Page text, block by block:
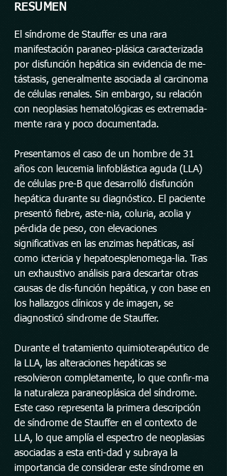
RESUMEN
El síndrome de Stauffer es una rara
manifestación paraneo-plásica caracterizada
por disfunción hepática sin evidencia de me-
tástasis, generalmente asociada al carcinoma
de células renales. Sin embargo, su relación
con neoplasias hematológicas es extremada-
mente rara y poco documentada.
Presentamos el caso de un hombre de 31
años con leucemia linfoblástica aguda (LLA)
de células pre-B que desarrolló disfunción
hepática durante su diagnóstico. El paciente
presentó fiebre, aste-nia, coluria, acolia y
pérdida de peso, con elevaciones
significativas en las enzimas hepáticas, así
como ictericia y hepatoesplenomega-lia. Tras
un exhaustivo análisis para descartar otras
causas de dis-función hepática, y con base en
los hallazgos clínicos y de imagen, se
diagnosticó síndrome de Stauffer.
Durante el tratamiento quimioterapéutico de
la LLA, las alteraciones hepáticas se
resolvieron completamente, lo que confir-ma
la naturaleza paraneoplásica del síndrome.
Este caso representa la primera descripción
de síndrome de Stauffer en el contexto de
LLA, lo que amplía el espectro de neoplasias
asociadas a esta enti-dad y subraya la
importancia de considerar este síndrome en